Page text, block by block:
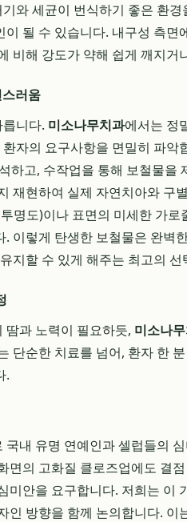
와 세균이 번식하기 좋은 환
될 수 있습니다. 내구성 측면
비해 강도가 약해 쉽게 깨지거
러움
니다. 미소나무치과에서는 정
자의 요구사항을 면밀히 파악
하고, 수작업을 통해 보철물을
재현하여 실제 자연치아와 구
명도)이나 표면의 미세한 가
이렇게 탄생한 보철물은 완벽
지할 수 있게 해주는 최고의 선
과 노력이 필요하듯, 미소나
단순한 치료를 넘어, 환자 한
.
국내 유명 연예인과 셀럽들의
면의 고화질 클로즈업에도 결
미안을 요구합니다. 저희는 이
인 방향을 함께 논의합니다. 이